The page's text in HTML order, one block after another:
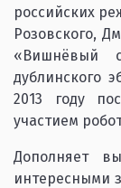
российских
Розовского,
«Вишнёвый
дублинского
2013 году
участием
Дополняет
интересными